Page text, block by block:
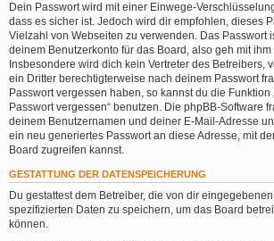
Dein Passwort wird mit einer Einwege-
dass es sicher ist. Jedoch wird dir empfohlen, dieses
Vielzahl von Webseiten zu verwenden. Das Passwort
deinem Benutzerkonto für das Board, also geh mit ihm
Insbesondere wird dich kein Vertreter des Betreibers,
ein Dritter berechtigterweise nach deinem Passwort
Passwort vergessen haben, so kannst du die Funktion
Passwort vergessen“ benutzen. Die phpBB-Software
deinem Benutzernamen und deiner E-Mail-Adresse
ein neu generiertes Passwort an diese Adresse, mit
Board zugreifen kannst.
GESTATTUNG DER DATENSPEICHERUNG
Du gestattest dem Betreiber, die von dir
spezifizierten Daten zu speichern, um das Board
können.